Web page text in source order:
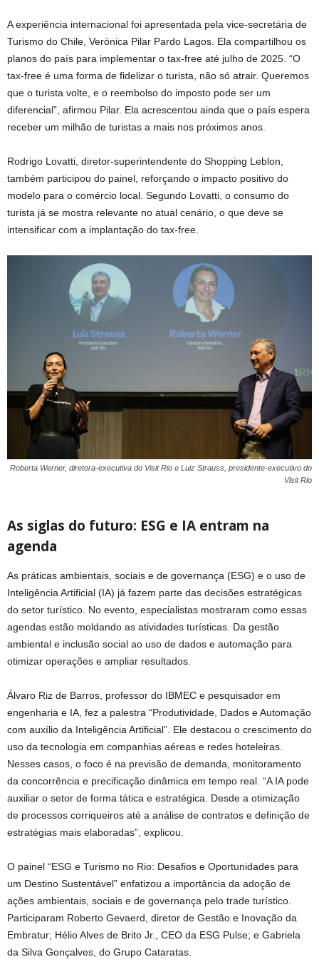
A experiência internacional foi apresentada pela vice-secretária de
Turismo do Chile, Verónica Pilar Pardo Lagos. Ela compartilhou os
planos do país para implementar o tax-free até julho de 2025. “O
tax-free é uma forma de fidelizar o turista, não só atrair. Queremos
que o turista volte, e o reembolso do imposto pode ser um
diferencial”, afirmou Pilar. Ela acrescentou ainda que o país espera
receber um milhão de turistas a mais nos próximos anos.
Rodrigo Lovatti, diretor-superintendente do Shopping Leblon,
também participou do painel, reforçando o impacto positivo do
modelo para o comércio local. Segundo Lovatti, o consumo do
turista já se mostra relevante no atual cenário, o que deve se
intensificar com a implantação do tax-free.
Roberta Werner, diretora-executiva do Visit Rio e Luiz Strauss, presidente-executivo do
Visit Rio
As siglas do futuro: ESG e IA entram na
agenda
As práticas ambientais, sociais e de governança (ESG) e o uso de
Inteligência Artificial (IA) já fazem parte das decisões estratégicas
do setor turístico. No evento, especialistas mostraram como essas
agendas estão moldando as atividades turísticas. Da gestão
ambiental e inclusão social ao uso de dados e automação para
otimizar operações e ampliar resultados.
Álvaro Riz de Barros, professor do IBMEC e pesquisador em
engenharia e IA, fez a palestra “Produtividade, Dados e Automação
com auxílio da Inteligência Artificial”. Ele destacou o crescimento do
uso da tecnologia em companhias aéreas e redes hoteleiras.
Nesses casos, o foco é na previsão de demanda, monitoramento
da concorrência e precificação dinâmica em tempo real. “A IA pode
auxiliar o setor de forma tática e estratégica. Desde a otimização
de processos corriqueiros até a análise de contratos e definição de
estratégias mais elaboradas”, explicou.
O painel “ESG e Turismo no Rio: Desafios e Oportunidades para
um Destino Sustentável” enfatizou a importância da adoção de
ações ambientais, sociais e de governança pelo trade turístico.
Participaram Roberto Gevaerd, diretor de Gestão e Inovação da
Embratur; Hélio Alves de Brito Jr., CEO da ESG Pulse; e Gabriela
da Silva Gonçalves, do Grupo Cataratas.